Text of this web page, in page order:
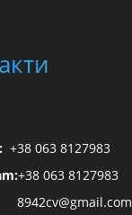
+38 063 8127983
+38 063 8127983
8942cv@gmail.com